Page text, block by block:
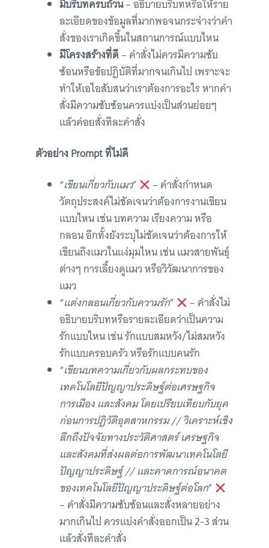
มีบริบทครบถ้วน– อธิบายบริบทหรือให้ราย
ละเอียดของข้อมูลที่มากพอจนกระจ่างว่าคำ
สั่งของเราเกิดขึ้นในสถานการณ์แบบไหน
มีโครงสร้างที่ดี – คำสั่งไม่ควรมีความซับ
ซ้อนหรือข้อปฏิบัติที่มากจนเกินไป เพราะจะ
ทำให้เอไอสับสนว่าเราต้องการอะไร หากคำ
สั่งมีความซับซ้อนควรแบ่งเป็นส่วนย่อยๆ
แล้วค่อยสั่งทีละคำสั่ง
ตัวอย่าง Prompt ที่ไม่ดี
“เขียนเกี่ยวกับแมว”
– คำสั่งกำหนด
วัตถุประสงค์ไม่ชัดเจนว่าต้องการงานเขียน
แบบไหน เช่น บทความ เรียงความ หรือ
กลอน อีกทั้งยังระบุไม่ชัดเจนว่าต้องการให้
เขียนถึงแมวในแง่มุมไหน เช่น แมวสายพันธุ์
ต่างๆ การเลี้ยงดูแมว หรือวิวัฒนาการของ
แมว
“แต่งกลอนเกี่ยวกับความรัก”
– คำสั่งไม่
อธิบายบริบทหรือรายละเอียดว่าเป็นความ
รักแบบไหน เช่น รักแบบสมหวัง/ไม่สมหวัง
รักแบบครอบครัว หรือรักแบบคนรัก
“เขียนบทความเกี่ยวกับผลกระทบของ
เทคโนโลยีปัญญาประดิษฐ์ต่อเศรษฐกิจ
การเมือง และสังคม โดยเปรียบเทียบกับยุค
ก่อนการปฏิวัติอุตสาหกรรม // วิเคราะห์เชิง
ลึกถึงปัจจัยทางประวัติศาสตร์ เศรษฐกิจ
และสังคมที่ส่งผลต่อการพัฒนาเทคโนโลยี
ปัญญาประดิษฐ์ // และคาดการณ์อนาคต
ของเทคโนโลยีปัญญาประดิษฐ์ต่อโลก”
– คำสั่งมีความซับซ้อนและสั่งหลายอย่าง
มากเกินไป ควรแบ่งคำสั่งออกเป็น 2-3 ส่วน
แล้วสั่งทีละคำสั่ง